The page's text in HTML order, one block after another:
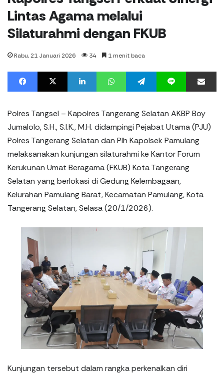
Lintas Agama melalui
Silaturahmi dengan FKUB
Rabu, 21 Januari 2026 34 1 menit baca
Facebook X LinkedIn WhatsApp Telegram Line
Polres Tangsel – Kapolres Tangerang Selatan AKBP Boy
Jumalolo, S.H., S.I.K., M.H. didampingi Pejabat Utama (PJU)
Polres Tangerang Selatan dan Plh Kapolsek Pamulang
melaksanakan kunjungan silaturahmi ke Kantor Forum
Kerukunan Umat Beragama (FKUB) Kota Tangerang
Selatan yang berlokasi di Gedung Kelembagaan,
Kelurahan Pamulang Barat, Kecamatan Pamulang, Kota
Tangerang Selatan, Selasa (20/1/2026).
Kunjungan tersebut dalam rangka perkenalkan diri